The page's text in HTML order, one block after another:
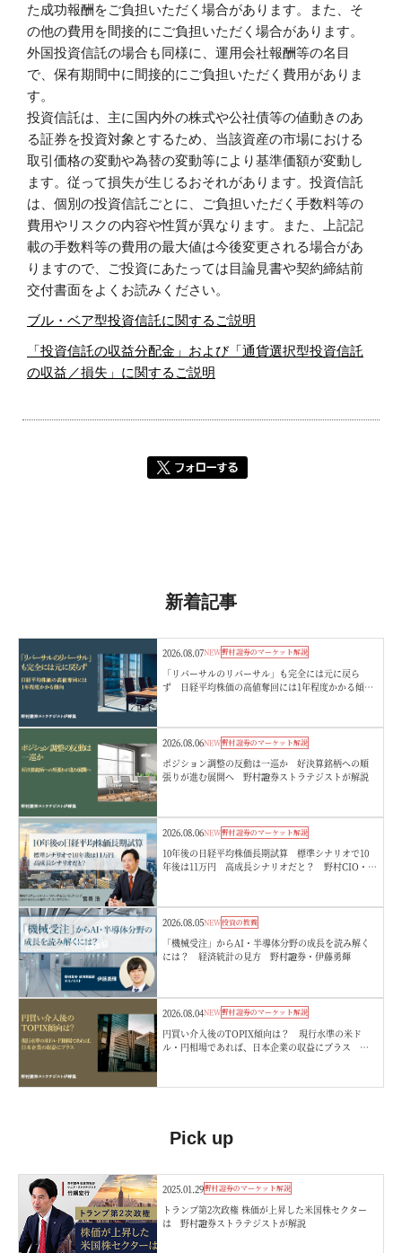
た成功報酬をご負担いただく場合があります。また、そ
の他の費用を間接的にご負担いただく場合があります。
外国投資信託の場合も同様に、運用会社報酬等の名目
で、保有期間中に間接的にご負担いただく費用がありま
す。
投資信託は、主に国内外の株式や公社債等の値動きのあ
る証券を投資対象とするため、当該資産の市場における
取引価格の変動や為替の変動等により基準価額が変動し
ます。従って損失が生じるおそれがあります。投資信託
は、個別の投資信託ごとに、ご負担いただく手数料等の
費用やリスクの内容や性質が異なります。また、上記記
載の手数料等の費用の最大値は今後変更される場合があ
りますので、ご投資にあたっては目論見書や契約締結前
交付書面をよくお読みください。
ブル・ベア型投資信託に関するご説明
「投資信託の収益分配金」および「通貨選択型投資信託
の収益／損失」に関するご説明
新着記事
2026.08.07NEW野村證券のマーケット解説
「リバーサルのリバーサル」も完全には元に戻ら
ず 日経平均株価の高値奪回には1年程度かかる傾
2026.08.06NEW野村證券のマーケット解説
ポジション調整の反動は一巡か 好決算銘柄への順
張りが進む展開へ 野村證券ストラテジストが解説
2026.08.06NEW野村證券のマーケット解説
10年後の日経平均株価長期試算 標準シナリオで10
年後は11万円 高成長シナリオだと？ 野村CIO・宮
2026.08.05NEW投資の教養
「機械受注」からAI・半導体分野の成長を読み解く
には？ 経済統計の見方 野村證券・伊藤勇輝
2026.08.04NEW野村證券のマーケット解説
円買い介入後のTOPIX傾向は？ 現行水準の米ド
ル・円相場であれば、日本企業の収益にプラス 野
Pick up
2025.01.29野村證券のマーケット解説
トランプ第2次政権 株価が上昇した米国株セクター
は 野村證券ストラテジストが解説